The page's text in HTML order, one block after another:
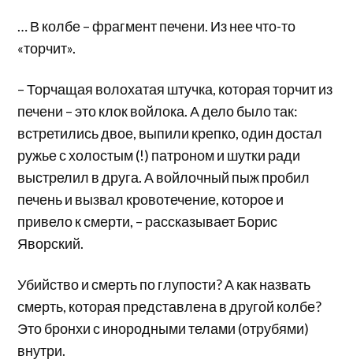
… В колбе – фрагмент печени. Из нее что-то
«торчит».
– Торчащая волохатая штучка, которая торчит из
печени – это клок войлока. А дело было так:
встретились двое, выпили крепко, один достал
ружье с холостым (!) патроном и шутки ради
выстрелил в друга. А войлочный пыж пробил
печень и вызвал кровотечение, которое и
привело к смерти, – рассказывает Борис
Яворский.
Убийство и смерть по глупости? А как назвать
смерть, которая представлена в другой колбе?
Это бронхи с инородными телами (отрубями)
внутри.